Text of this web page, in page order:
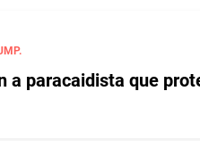
a paracaidista que